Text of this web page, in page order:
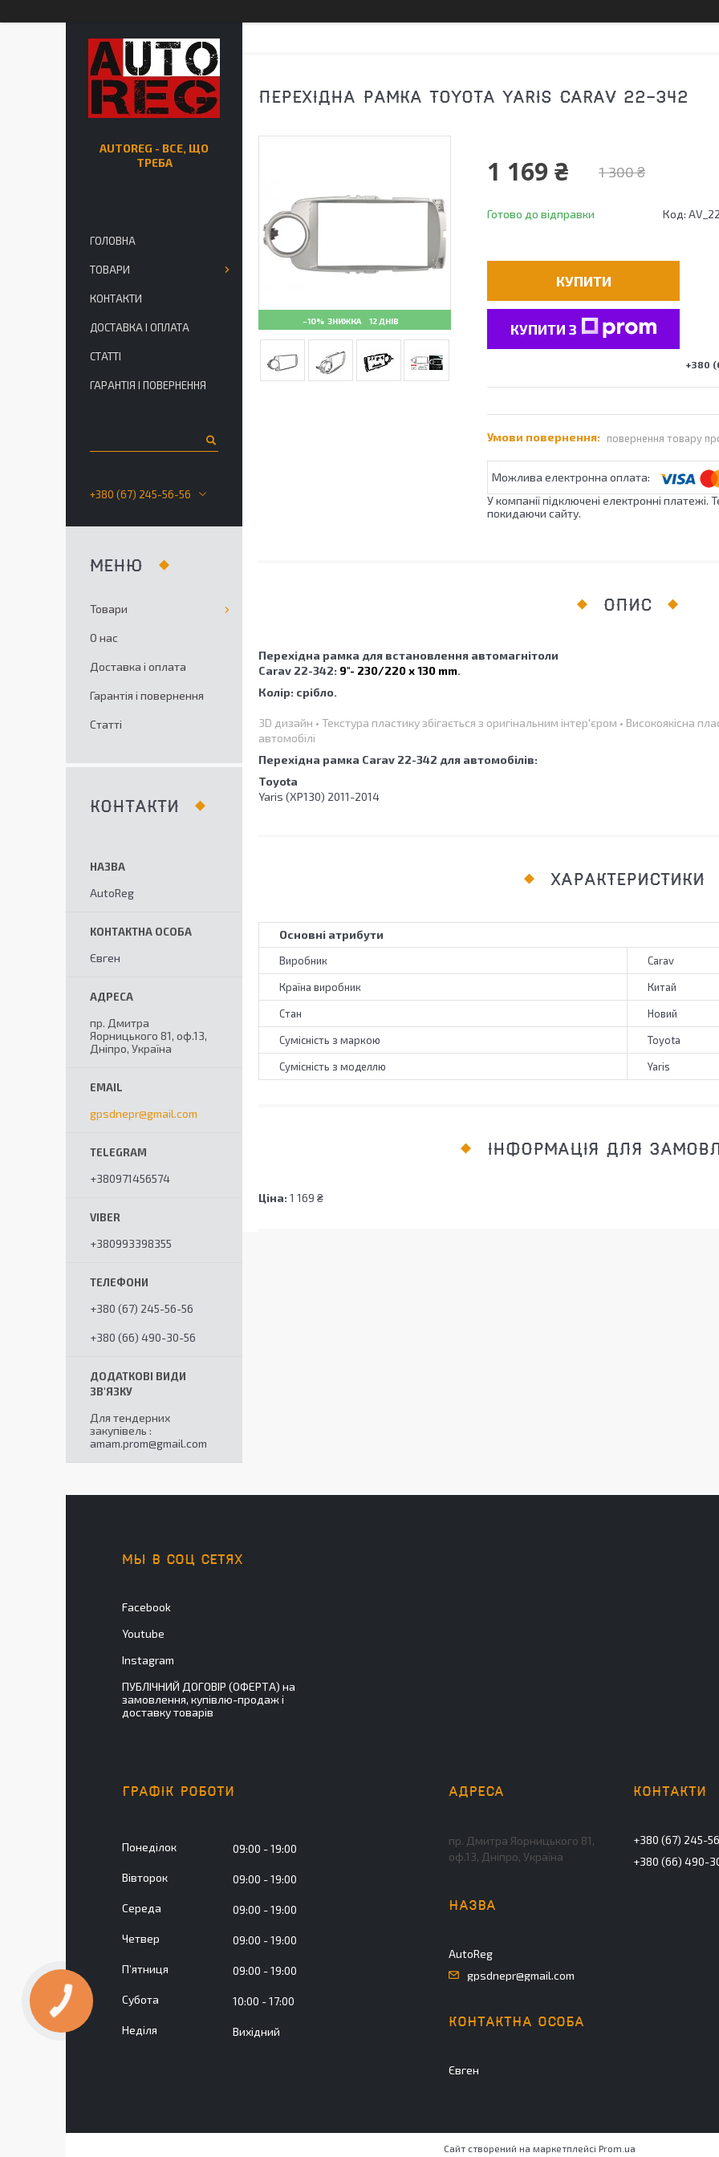
ПЕРЕХІДНА РАМКА TOYOTA YARIS CARAV 22-342
–10% 12 ДНІВ
1 300 ₴
1 169 ₴
Готово до відправки Код:
КУПИТИ
КУПИТИ З
+380
повернення товару
У компанії підключені електронні
покидаючи сайту.
ОПИС
Перехідна рамка для встановлення автомагнітоли
Carav 22-342: 9"- 230/220 х 130 mm.
Колір: срібло.
3D дизайн • Текстура пластику збігається з оригінальним інтер'єром • Високоякісна
автомобілі
Перехідна рамка Carav 22-342 для автомобілів:
Toyota
Yaris (XP130) 2011-2014
ХАРАКТЕРИСТИКИ
Основні атрибути
Виробник Carav
Країна виробник Китай
Стан Новий
Сумісність з маркою Toyota
Сумісність з моделлю Yaris
ІНФОРМАЦІЯ ДЛЯ
Ціна: 1 169 ₴
AUTOREG - ВСЕ, ЩО
ТРЕБА
ГОЛОВНА
ТОВАРИ
КОНТАКТИ
ДОСТАВКА І ОПЛАТА
СТАТТІ
ГАРАНТІЯ І ПОВЕРНЕННЯ
+380 (67) 245-56-56
Товари
О нас
Доставка і оплата
Гарантія і повернення
Статті
КОНТАКТИ
AutoReg
Євген
пр. Дмитра
Яорницького 81, оф.13,
Дніпро, Україна
gpsdnepr@gmail.com
+380971456574
+380993398355
+380 (67) 245-56-56
+380 (66) 490-30-56
Для тендерних
закупівель
amam.prom@gmail.com
МЫ В СОЦ СЕТЯХ
Facebook
Youtube
Instagram
ПУБЛІЧНИЙ ДОГОВІР (ОФЕРТА) на
замовлення, купівлю-продаж і
доставку товарів
ГРАФІК РОБОТИ
Понеділок 09:00 19:00
Вівторок 09:00 19:00
Середа 09:00 19:00
Четвер 09:00 19:00
Пʼятниця 09:00 19:00
Субота 10:00 17:00
Неділя Вихідний
пр. Дмитра Яорницького 81,
оф.13, Дніпро, Україна
AutoReg
gpsdnepr@gmail.com
Євген
+380 (67) 245-
+380 (66) 490-
Сайт створений на маркетплейсі Prom.ua